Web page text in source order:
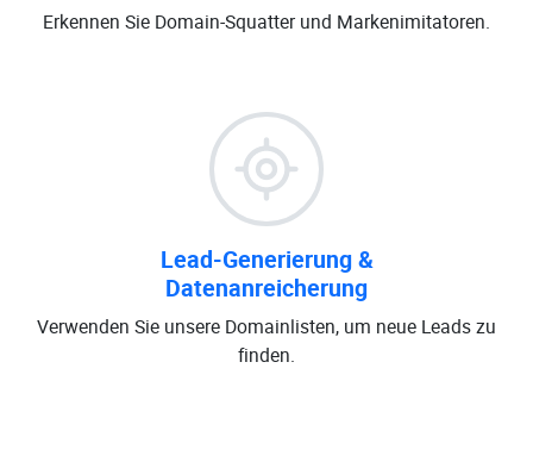
Erkennen Sie Domain-Squatter und Markenimitatoren.
Lead-Generierung &
Datenanreicherung
Verwenden Sie unsere Domainlisten, um neue Leads zu
finden.